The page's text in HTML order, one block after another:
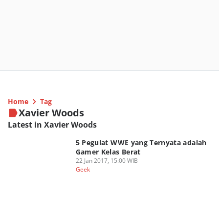
Home Tag
Xavier Woods
Latest in Xavier Woods
5 Pegulat WWE yang Ternyata adalah
Gamer Kelas Berat
22 Jan 2017, 15:00 WIB
Geek